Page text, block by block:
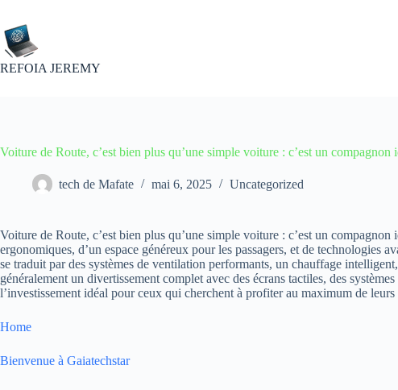
contenu
REFOIA JEREMY
Voiture de Route, c’est bien plus qu’une simple voiture : c’est un compagnon
tech de Mafate mai 6, 2025 Uncategorized
Voiture de Route, c’est bien plus qu’une simple voiture : c’est un
ergonomiques, d’un espace généreux pour les passagers, et de technologies
se traduit par des systèmes de ventilation performants, un chauffage
généralement un divertissement complet avec des écrans tactiles, des
l’investissement idéal pour ceux qui cherchent à profiter au maximum de
Home
Bienvenue à Gaiatechstar